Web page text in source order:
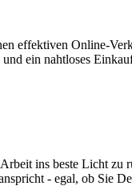
effektiven Online-
ein nahtloses
ins beste Licht zu
- egal, ob Sie